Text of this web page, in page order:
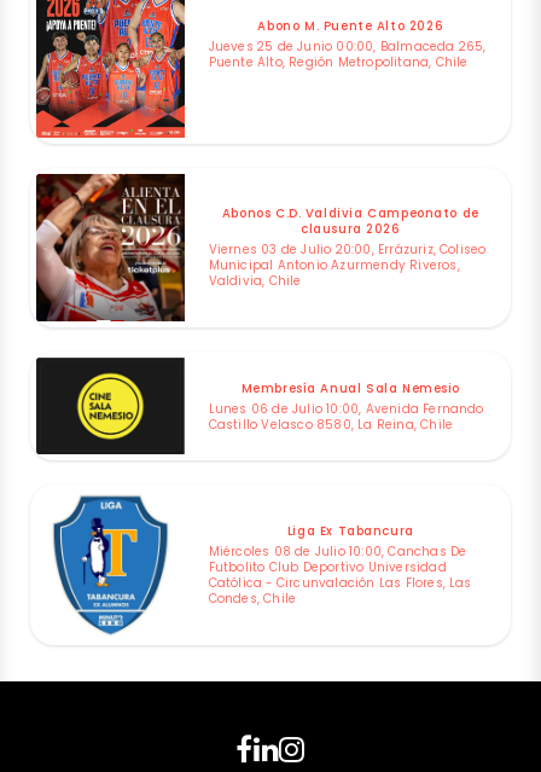
Abono M. Puente Alto 2026
Jueves 25 de Junio 00:00, Balmaceda 265,
Puente Alto, Región Metropolitana, Chile
Abonos C.D. Valdivia Campeonato de
clausura 2026
Viernes 03 de Julio 20:00, Errázuriz, Coliseo
Municipal Antonio Azurmendy Riveros,
Valdivia, Chile
Membresía Anual Sala Nemesio
Lunes 06 de Julio 10:00, Avenida Fernando
Castillo Velasco 8580, La Reina, Chile
Liga Ex Tabancura
Miércoles 08 de Julio 10:00, Canchas De
Futbolito Club Deportivo Universidad
Católica - Circunvalación Las Flores, Las
Condes, Chile